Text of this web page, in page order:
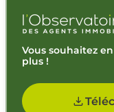
Vous souhaitez
plus !